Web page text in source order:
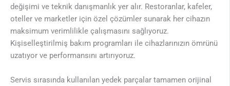
değişimi ve teknik danışmanlık yer alır. Restoranlar, kafeler,
oteller ve marketler için özel çözümler sunarak her cihazın
maksimum verimlilikle çalışmasını sağlıyoruz.
Kişiselleştirilmiş bakım programları ile cihazlarınızın ömrünü
uzatıyor ve performansını artırıyoruz.
Servis sırasında kullanılan yedek parçalar tamamen orijinal